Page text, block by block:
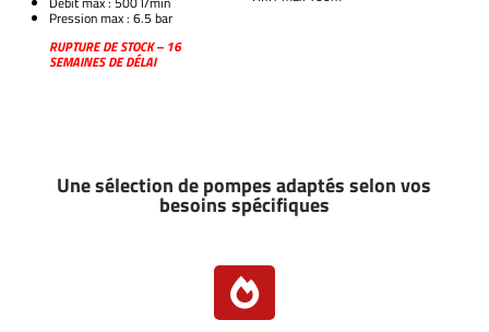
Pression max : 6.5 bar
RUPTURE DE STOCK – 16
SEMAINES DE DÉLAI
Une sélection de pompes adaptés selon vos
besoins spécifiques
